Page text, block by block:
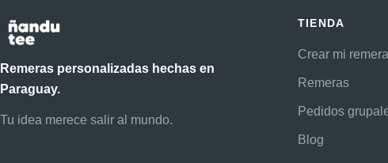
Remeras personalizadas hechas en
Paraguay.
Tu idea merece salir al mundo.
TIENDA
Crear mi remera
Remeras
Pedidos
Blog